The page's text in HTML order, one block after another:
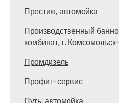
Престиж, автомойка
Производственный
комбинат, г.
Промдизель
Профит-сервис